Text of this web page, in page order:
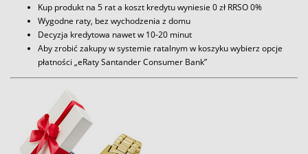
Kup produkt na 5 rat a koszt kredytu wyniesie 0 zł RRSO 0%
Wygodne raty, bez wychodzenia z domu
Decyzja kredytowa nawet w 10-20 minut
Aby zrobić zakupy w systemie ratalnym w koszyku wybierz opcje
płatności „eRaty Santander Consumer Bank”